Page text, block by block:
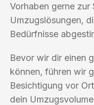
Vorhaben gerne zur
Umzugslösungen,
Bedürfnisse
Bevor wir dir einen
können, führen wir
Besichtigung vor
dein